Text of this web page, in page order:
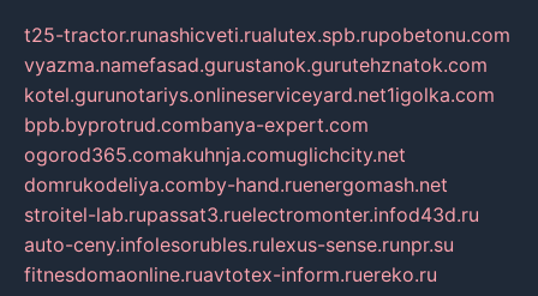
t25-tractor.runashicveti.rualutex.spb.rupobetonu.com
vyazma.namefasad.gurustanok.gurutehznatok.com
kotel.gurunotariys.onlineserviceyard.net1igolka.com
bpb.byprotrud.combanya-expert.com
ogorod365.comakuhnja.comuglichcity.net
domrukodeliya.comby-hand.ruenergomash.net
stroitel-lab.rupassat3.ruelectromonter.infod43d.ru
auto-ceny.infolesorubles.rulexus-sense.runpr.su
fitnesdomaonline.ruavtotex-inform.ruereko.ru